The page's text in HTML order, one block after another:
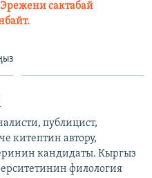
сактабай
публицист,
китептин автору,
кандидаты. Кыргыз
филология